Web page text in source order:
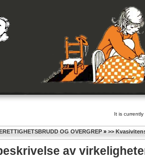
It is
OG OVERGREP » >>
av